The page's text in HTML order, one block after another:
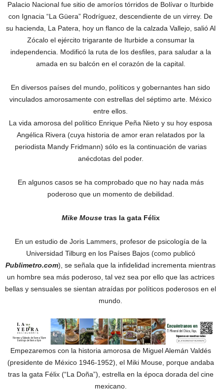
Palacio Nacional fue sitio de amoríos tórridos de Bolívar o Iturbide
con Ignacia “La Güera” Rodríguez, descendiente de un virrey. De
su hacienda, La Patera, hoy un flanco de la calzada Vallejo, salió Al
Zócalo el ejército trigarante de Iturbide a consumar la
independencia. Modificó la ruta de los desfiles, para saludar a la
amada en su balcón en el corazón de la capital.
En diversos países del mundo, políticos y gobernantes han sido
vinculados amorosamente con estrellas del séptimo arte. México
entre ellos.
La vida amorosa del político Enrique Peña Nieto y su hoy esposa
Angélica Rivera (cuya historia de amor eran relatados por la
periodista Mandy Fridmann) sólo es la continuación de varias
anécdotas del poder.
En algunos casos se ha comprobado que no hay nada más
poderoso que un momento de debilidad.
Mike Mousetras la gata Félix
En un estudio de Joris Lammers, profesor de psicología de la
Universidad Tilburg en los Países Bajos (como publicó
Publimetro.com), se señala que la infidelidad incrementa mientras
un hombre sea más poderoso, tal vez sea por ello que las actrices
bellas y sensuales se sientan atraídas por políticos poderosos en el
mundo.
Empezaremos con la historia amorosa de Miguel Alemán Valdés
(presidente de México 1946-1952), el Miki Mouse, porque andaba
tras la gata Félix (“La Doña”), estrella en la época dorada del cine
mexicano.